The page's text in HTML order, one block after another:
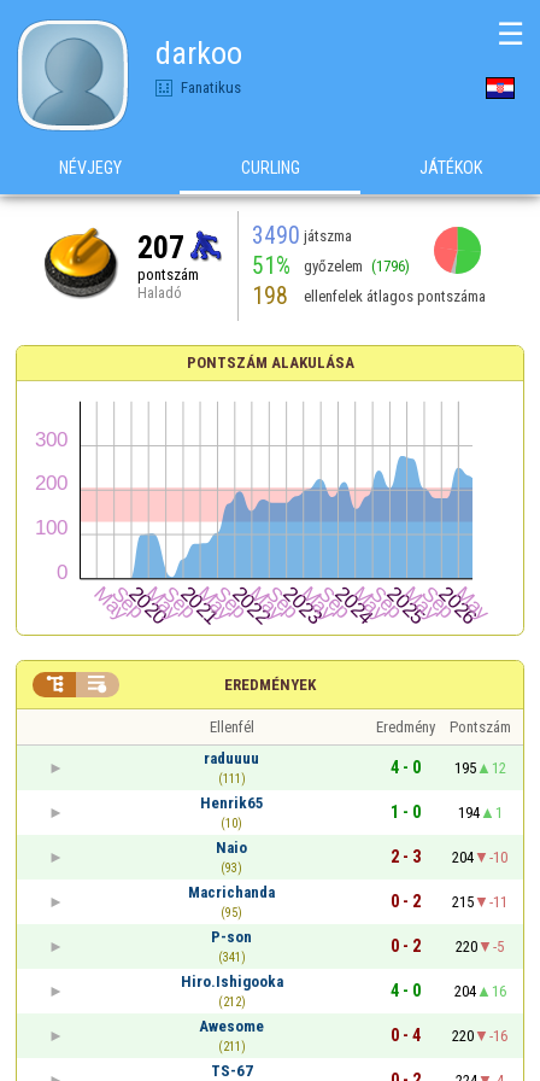
darkoo
Fanatikus
☰
NÉVJEGY CURLING JÁTÉKOK
207
pontszám
Haladó
3490 játszma
51% győzelem (1796)
198 ellenfelek átlagos pontszáma
PONTSZÁM ALAKULÁSA
EREDMÉNYEK
 
Ellenfél Eredmény
Pontszám
raduuuu
(111)
4 - 0 195
12
Henrik65
(10)
1 - 0 194
1
Naio
(93)
2 - 3 204
-10
Macrichanda
(95)
0 - 2 215
-11
P-son
(341)
0 - 2 220
-5
Hiro.Ishigooka
(212)
4 - 0 204
16
Awesome
(211)
0 - 4 220
-16
TS-67